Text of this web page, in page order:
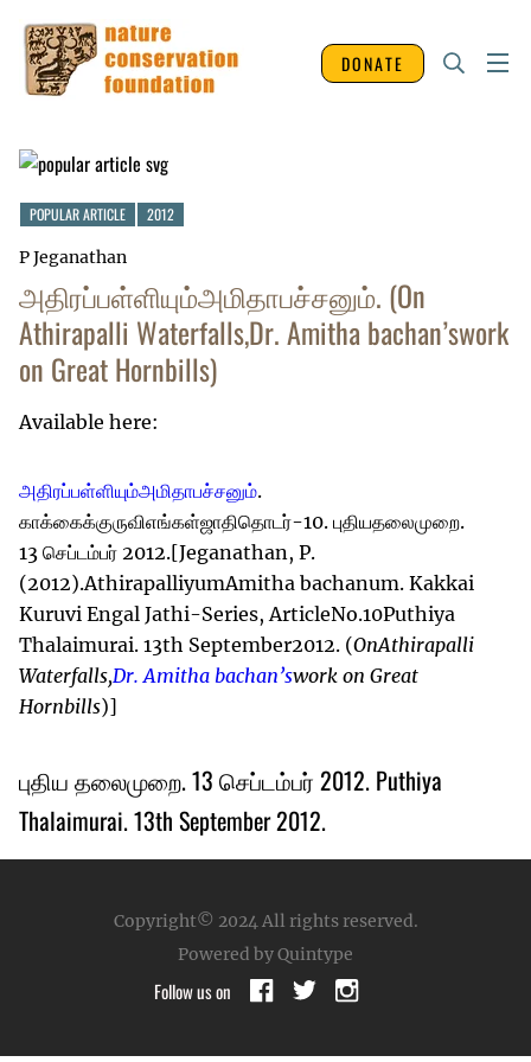
DONATE
POPULAR ARTICLE 2012
P Jeganathan
அதிரப்பள்ளியும்அமிதாபச்சனும். (On
Athirapalli Waterfalls,Dr. Amitha bachan’swork
on Great Hornbills)
Available here:
அதிரப்பள்ளியும்அமிதாபச்சனும்.
காக்கைக்குருவிஎங்கள்ஜாதிதொடர்-10. புதியதலைமுறை.
13 செப்டம்பர் 2012.[Jeganathan, P.
(2012).AthirapalliyumAmitha bachanum. Kakkai
Kuruvi Engal Jathi-Series, ArticleNo.10Puthiya
Thalaimurai. 13th September2012. (OnAthirapalli
Waterfalls,Dr. Amitha bachan’swork on Great
Hornbills)]
புதிய தலைமுறை. 13 செப்டம்பர் 2012. Puthiya
Thalaimurai. 13th September 2012.
Copyright© 2024All rights reserved.
Powered by Quintype
Follow us on